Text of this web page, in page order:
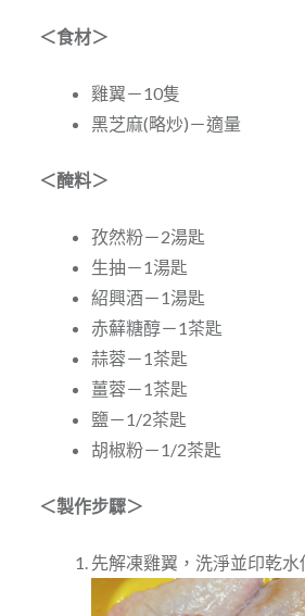
＜食材＞
雞翼－10隻
黑芝麻(略炒)－適量
＜醃料＞
孜然粉－2湯匙
生抽－1湯匙
紹興酒－1湯匙
赤蘚糖醇－1茶匙
蒜蓉－1茶匙
薑蓉－1茶匙
鹽－1/2茶匙
胡椒粉－1/2茶匙
＜製作步驟＞
先解凍雞翼，洗淨並印乾水